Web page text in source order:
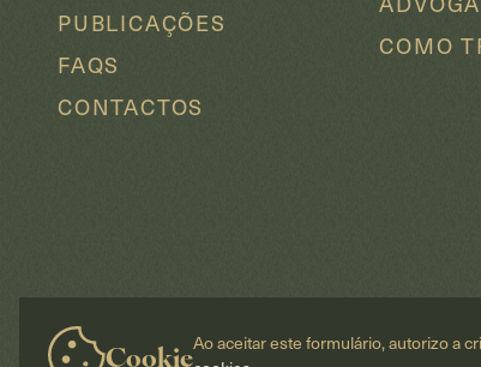
PUBLICAÇÕES
FAQS
CONTACTOS
COMO
CookieAo aceitar este formulário, autorizo a